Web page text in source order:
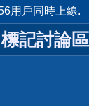
用戶同時上線.
標記討論